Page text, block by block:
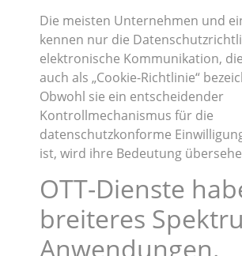
Die meisten Unternehmen und
kennen nur die
elektronische Kommunikation,
auch als „Cookie-Richtlinie“
Obwohl sie ein entscheidender
Kontrollmechanismus für die
datenschutzkonforme
ist, wird ihre Bedeutung
OTT-Dienste
breiteres
Anwendungen.